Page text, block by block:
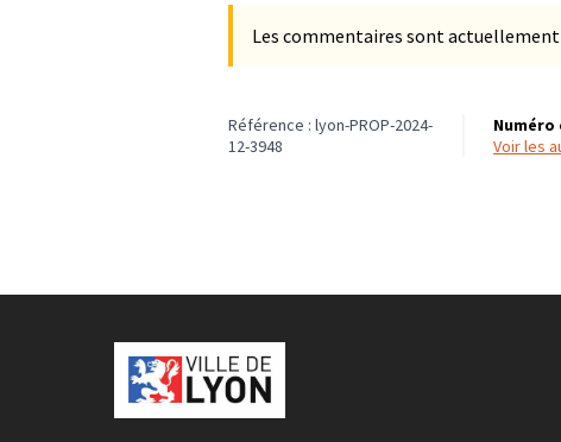
Les commentaires sont actuellement
Référence : lyon-PROP-2024-
12-3948
Numéro
voir les